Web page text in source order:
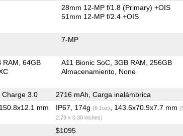
28mm 12-MP f/1.8(Primary) +OIS
51mm 12-MP f/2.4 +OIS
7-MP
RAM 64GB
A11 Bionic SoC 3GB RAM
256GB
Almacenamiento None
Charge 3.0 2716 mAh, Carga inalámbrica
mm IP67, 174g (6.1oz) , 143.6x70.9x7.7 mm
2.79 x 0.30 inches)
$1095